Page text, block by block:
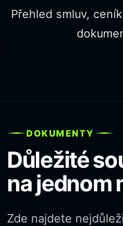
Přehled smluv,
DOKUMENTY
Důležité
na jednom
Zde najdete